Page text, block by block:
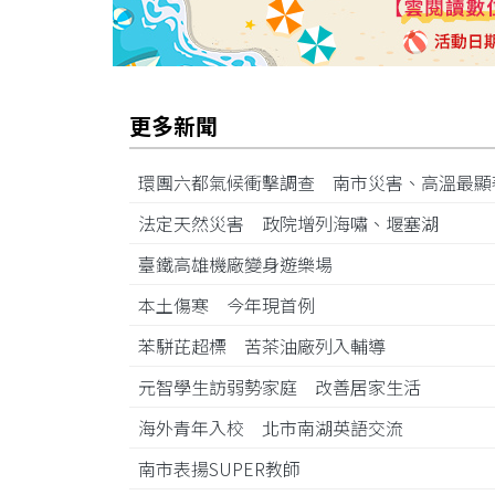
更多新聞
環團六都氣候衝擊調查 南市災害、高溫最
法定天然災害 政院增列海嘯、堰塞湖
臺鐵高雄機廠變身遊樂場
本土傷寒 今年現首例
苯駢芘超標 苦茶油廠列入輔導
元智學生訪弱勢家庭 改善居家生活
海外青年入校 北市南湖英語交流
南市表揚SUPER教師